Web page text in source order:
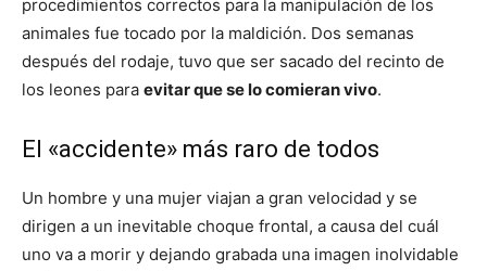
procedimientos correctos para la manipulación de los
animales fue tocado por la maldición. Dos semanas
después del rodaje, tuvo que ser sacado del recinto de
los leones para evitar que se lo comieran vivo.
El «accidente» más raro de todos
Un hombre y una mujer viajan a gran velocidad y se
dirigen a un inevitable choque frontal, a causa del cuál
uno va a morir y dejando grabada una imagen inolvidable